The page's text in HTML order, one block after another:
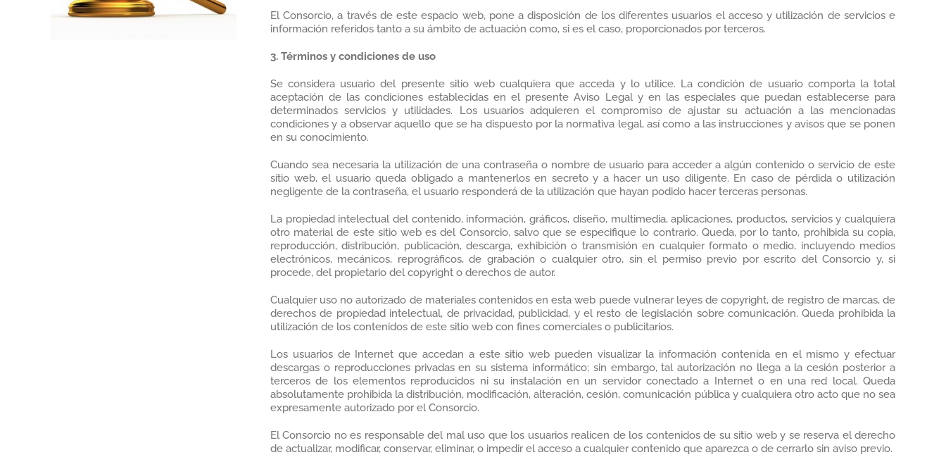
El Consorcio, a través de este espacio web, pone a disposición de los diferentes usuarios el acceso y utilización de servicios e
información referidos tanto a su ámbito de actuación como, si es el caso, proporcionados por terceros.
3. Términos y condiciones de uso
Se considera usuario del presente sitio web cualquiera que acceda y lo utilice. La condición de usuario comporta la total
aceptación de las condiciones establecidas en el presente Aviso Legal y en las especiales que puedan establecerse para
determinados servicios y utilidades. Los usuarios adquieren el compromiso de ajustar su actuación a las mencionadas
condiciones y a observar aquello que se ha dispuesto por la normativa legal, así como a las instrucciones y avisos que se ponen
en su conocimiento.
Cuando sea necesaria la utilización de una contraseña o nombre de usuario para acceder a algún contenido o servicio de este
sitio web, el usuario queda obligado a mantenerlos en secreto y a hacer un uso diligente. En caso de pérdida o utilización
negligente de la contraseña, el usuario responderá de la utilización que hayan podido hacer terceras personas.
La propiedad intelectual del contenido, información, gráficos, diseño, multimedia, aplicaciones, productos, servicios y cualquiera
otro material de este sitio web es del Consorcio, salvo que se especifique lo contrario. Queda, por lo tanto, prohibida su copia,
reproducción, distribución, publicación, descarga, exhibición o transmisión en cualquier formato o medio, incluyendo medios
electrónicos, mecánicos, reprográficos, de grabación o cualquier otro, sin el permiso previo por escrito del Consorcio y, si
procede, del propietario del copyright o derechos de autor.
Cualquier uso no autorizado de materiales contenidos en esta web puede vulnerar leyes de copyright, de registro de marcas, de
derechos de propiedad intelectual, de privacidad, publicidad, y el resto de legislación sobre comunicación. Queda prohibida la
utilización de los contenidos de este sitio web con fines comerciales o publicitarios.
Los usuarios de Internet que accedan a este sitio web pueden visualizar la información contenida en el mismo y efectuar
descargas o reproducciones privadas en su sistema informático; sin embargo, tal autorización no llega a la cesión posterior a
terceros de los elementos reproducidos ni su instalación en un servidor conectado a Internet o en una red local. Queda
absolutamente prohibida la distribución, modificación, alteración, cesión, comunicación pública y cualquiera otro acto que no sea
expresamente autorizado por el Consorcio.
El Consorcio no es responsable del mal uso que los usuarios realicen de los contenidos de su sitio web y se reserva el derecho
de actualizar, modificar, conservar, eliminar, o impedir el acceso a cualquier contenido que aparezca o de cerrarlo sin aviso previo.